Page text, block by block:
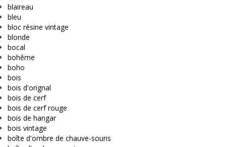
blaireau
bleu
bloc résine vintage
blonde
bocal
bohême
boho
bois
bois d'orignal
bois de cerf
bois de cerf rouge
bois de hangar
bois vintage
boîte d'ombre de chauve-souris